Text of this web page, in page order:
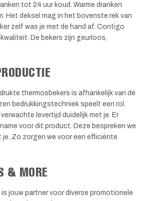
tot 24 uur koud. Warme dranken
Het deksel mag in het bovenste rek van
zelf was je met de hand af. Contigo
De bekers zijn geurloos,
thermosbekers is afhankelijk van de
bedrukkingstechniek speelt een rol.
levertijd duidelijk met je. Er
voor dit product. Deze bespreken we
je. Zo zorgen we voor een efficiënte
& MORE
jouw partner voor diverse promotionele